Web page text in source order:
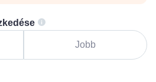
Jobb